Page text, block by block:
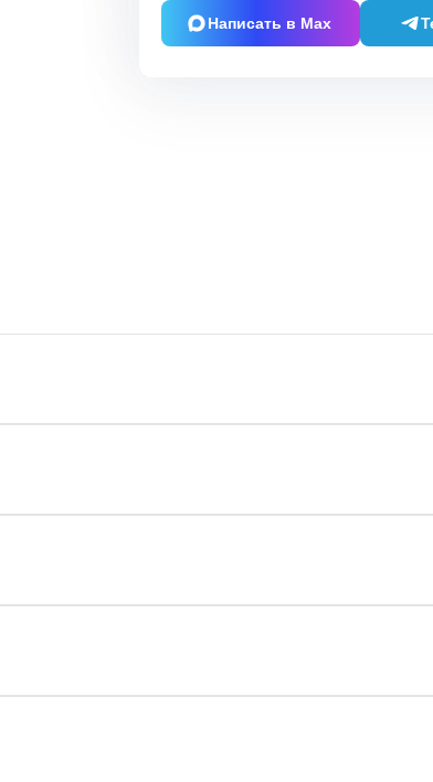
Написать в Max